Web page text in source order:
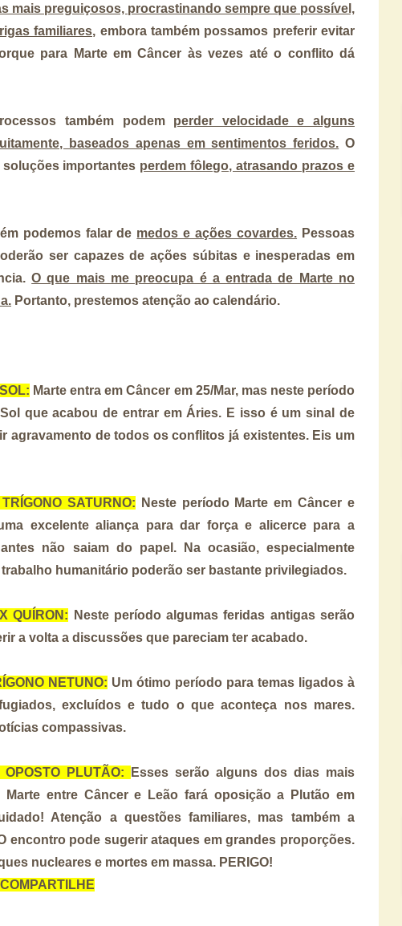
mais preguiçosos, procrastinando sempre que possível,
familiares, embora também possamos preferir evitar
para Marte em Câncer às vezes até o conflito dá
também podem perder velocidade e alguns
baseados apenas em sentimentos feridos. O
importantes perdem fôlego, atrasando prazos e
podemos falar de medos e ações covardes. Pessoas
ser capazes de ações súbitas e inesperadas em
O que mais me preocupa é a entrada de Marte no
Portanto, prestemos atenção ao calendário.
Marte entra em Câncer em 25/Mar, mas neste período
que acabou de entrar em Áries. E isso é um sinal de
agravamento de todos os conflitos já existentes. Eis um
SATURNO: Neste período Marte em Câncer e
excelente aliança para dar força e alicerce para a
não saiam do papel. Na ocasião, especialmente
humanitário poderão ser bastante privilegiados.
QUÍRON: Neste período algumas feridas antigas serão
a volta a discussões que pareciam ter acabado.
NETUNO: Um ótimo período para temas ligados à
excluídos e tudo o que aconteça nos mares.
compassivas.
PLUTÃO:
Esses serão alguns dos dias mais
entre Câncer e Leão fará oposição a Plutão em
Atenção a questões familiares, mas também a
encontro pode sugerir ataques em grandes proporções.
nucleares e mortes em massa. PERIGO!